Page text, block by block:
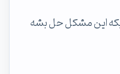
اين مشكل حل بشه